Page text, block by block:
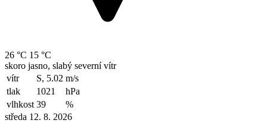
26 °C 15 °C
skoro jasno, slabý severní vítr
vítr
S, 5.02 m/s
tlak
1021
hPa
vlhkost 39
%
středa 12. 8. 2026